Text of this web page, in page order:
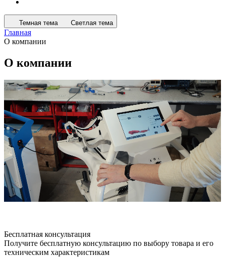
Темная тема Светлая тема
Главная
О компании
О компании
Бесплатная консультация
Получите бесплатную консультацию по выбору товара и его
техническим характеристикам